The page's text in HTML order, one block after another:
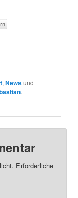
,Newsund
.
Erforderliche